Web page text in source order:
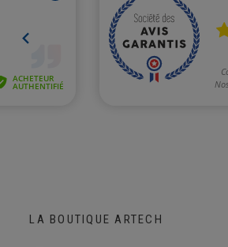
LA BOUTIQUE ARTECH